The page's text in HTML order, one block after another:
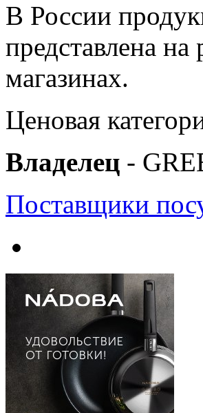
В России
представлена на
магазинах.
Ценовая
Владелец -
Поставщики